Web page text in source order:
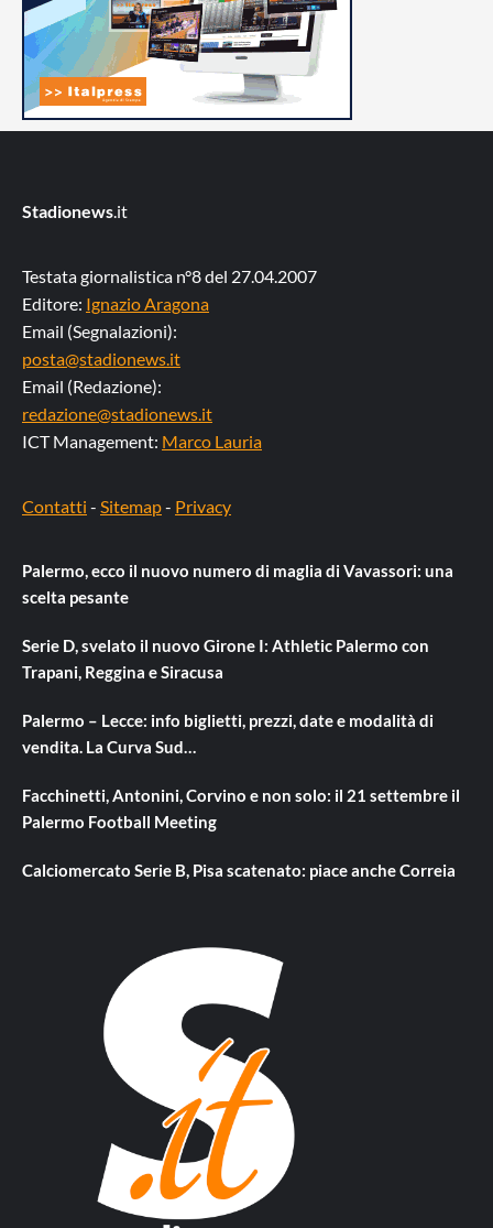
Stadionews.it
Testata giornalistica n°8 del 27.04.2007
Editore: Ignazio Aragona
Email (Segnalazioni):
posta@stadionews.it
Email (Redazione):
redazione@stadionews.it
ICT Management: Marco Lauria
Contatti - Sitemap- Privacy
Palermo, ecco il nuovo numero di maglia di Vavassori: una
scelta pesante
Serie D, svelato il nuovo Girone I: Athletic Palermo con
Trapani, Reggina e Siracusa
Palermo – Lecce: info biglietti, prezzi, date e modalità di
vendita. La Curva Sud…
Facchinetti, Antonini, Corvino e non solo: il 21 settembre il
Palermo Football Meeting
Calciomercato Serie B, Pisa scatenato: piace anche Correia